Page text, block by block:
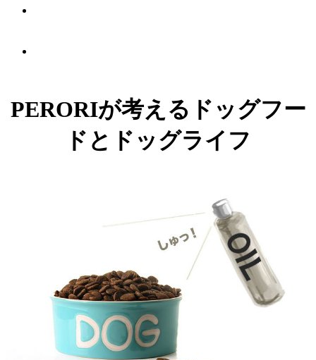
PERORIが考えるドッグフー
ドとドッグライフ